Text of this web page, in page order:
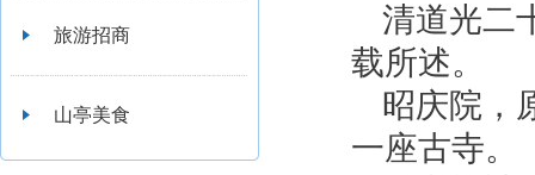
旅游招商
山亭美食
清道光二
载所述。
昭庆院，
一座古寺。